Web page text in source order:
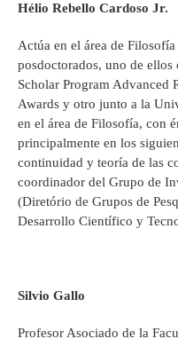
Hélio Rebello Cardoso Jr.
Actúa en el área de
posdoctorados, uno de
Scholar Program Advanced
Awards y otro junto a la
en el área de Filosofía, con
principalmente en los
continuidad y teoría de las
coordinador del Grupo de
(Diretório de Grupos de
Desarrollo Científico y
Silvio Gallo
Profesor Asociado de la